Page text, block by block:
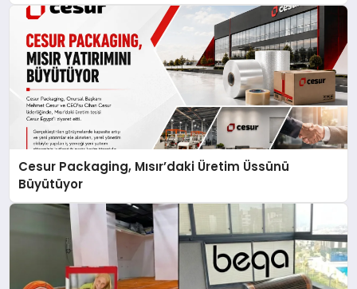
Cesur Packaging, Mısır’daki Üretim Üssünü
Büyütüyor